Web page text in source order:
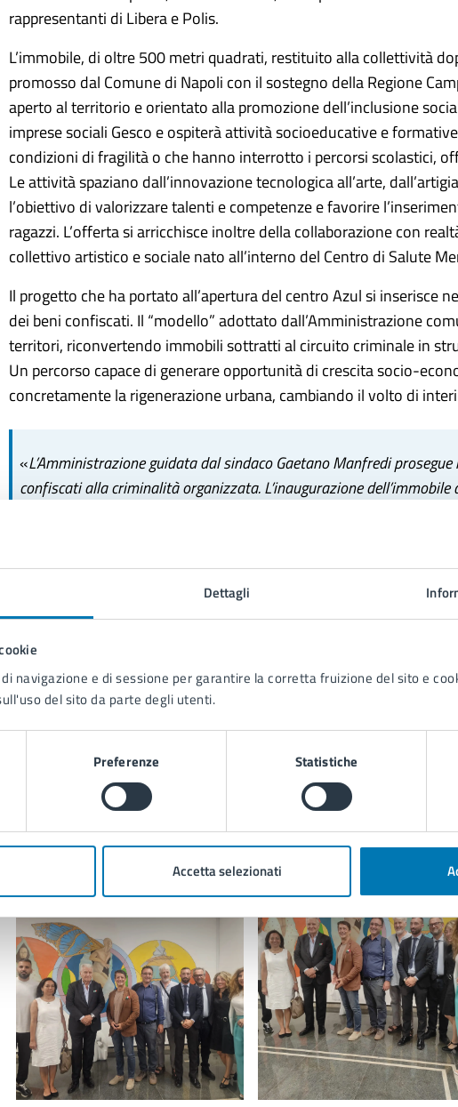
Dettagli
navigazione e di sessione per garantire la corretta fruizione del sito e
del sito da parte degli utenti.
Preferenze Statistiche
Accetta selezionati
rappresentanti di Libera e Polis.
L’immobile, di oltre 500 metri quadrati, restituito alla collettività
promosso dal Comune di Napoli con il sostegno della Regione
aperto al territorio e orientato alla promozione dell’inclusione
imprese sociali Gesco e ospiterà attività socioeducative e
condizioni di fragilità o che hanno interrotto i percorsi scolastici,
Le attività spaziano dall’innovazione tecnologica all’arte,
l’obiettivo di valorizzare talenti e competenze e favorire
ragazzi. L’offerta si arricchisce inoltre della collaborazione con
collettivo artistico e sociale nato all’interno del Centro di Salute
Il progetto che ha portato all’apertura del centro Azul si inserisce
dei beni confiscati. Il “modello” adottato dall’Amministrazione
territori, riconvertendo immobili sottratti al circuito criminale in
Un percorso capace di generare opportunità di crescita socio-
concretamente la rigenerazione urbana, cambiando il volto di
«L’Amministrazione guidata dal sindaco Gaetano Manfredi
confiscati alla criminalità organizzata. L’inaugurazione
ulteriore passo in avanti in questa direzione e ribadisce l’alto
ha aggiunto: «Un sincero apprezzamento va alla dirigente
Servizio Beni Confiscati per il rilevante e incessante impegno
tempo appartenevano illecitamente ai clan e che oggi sono a
«Questi eventi riaffermano una duplice vittoria dello Stato: in
criminalità organizzata e in secondo luogo perché viene data ad
sopraffazione e violenza a luoghi di altruismo e cura, in questo caso
in un videomessaggio la
sottosegretaria di Stato al Ministero
Galleria immagini